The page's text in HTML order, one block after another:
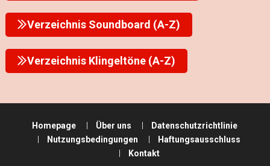
Verzeichnis Soundboard (A-Z)
Verzeichnis Klingeltöne (A-Z)
Homepage Über uns
Datenschutzrichtlinie
Nutzungsbedingungen
Haftungsausschluss
Kontakt